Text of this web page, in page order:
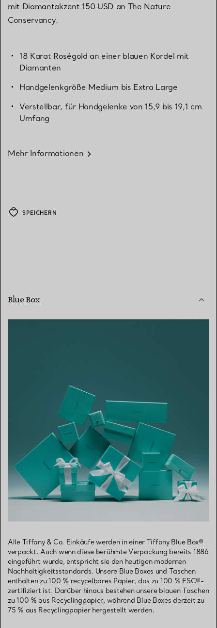
mit Diamantakzent 150 USD an The Nature
Conservancy.
18 Karat Roségold an einer blauen Kordel mit
Diamanten
Handgelenkgröße Medium bis Extra Large
Verstellbar, für Handgelenke von 15,9 bis 19,1 cm
Umfang
Mehr Informationen
SPEICHERN
Blue Box
Alle Tiffany & Co. Einkäufe werden in einer Tiffany Blue Box®
verpackt. Auch wenn diese berühmte Verpackung bereits 1886
eingeführt wurde, entspricht sie den heutigen modernen
Nachhaltigkeitsstandards. Unsere Blue Boxes und Taschen
enthalten zu 100 % recycelbares Papier, das zu 100 % FSC®-
zertifiziert ist. Darüber hinaus bestehen unsere blauen Taschen
zu 100 % aus Recyclingpapier, während Blue Boxes derzeit zu
75 % aus Recyclingpapier hergestellt werden.